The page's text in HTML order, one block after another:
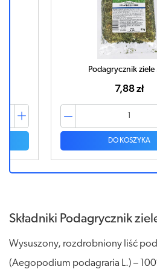
Podagrycznik ziele
7,88 zł
DO KOSZYKA
Składniki Podagrycznik
Wysuszony, rozdrobniony liść
(Aegopodium podagraria L.) –